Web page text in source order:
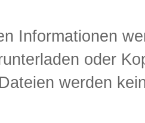
Informationen
oder
werden